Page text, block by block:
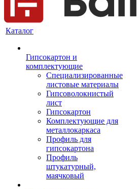
Каталог
Гипсокартон и
комплектующие
Специализированные
листовые материалы
Гипсоволокнистый
лист
Гипсокартон
Комплектующие для
металлокаркаса
Профиль для
гипсокартона
Профиль
штукатурный,
маячковый